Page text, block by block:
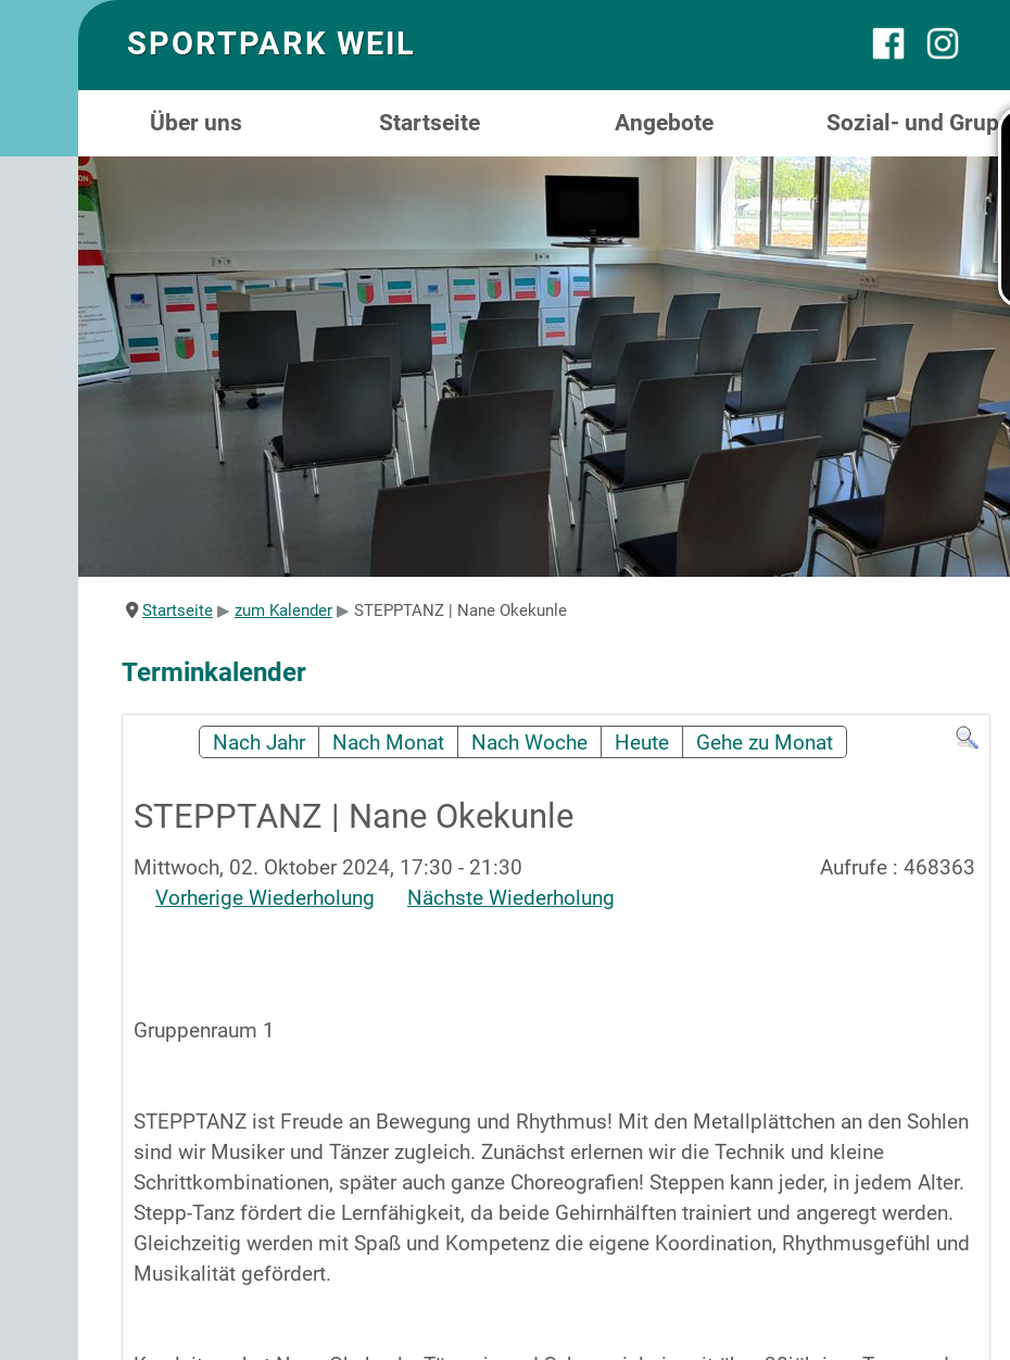
SPORTPARK WEIL
Über uns Startseite Angebote Sozial- und
Startseite zum Kalender STEPPTANZ | Nane Okekunle
Terminkalender
Nach Jahr Nach Monat Nach Woche Heute Gehe zu Monat
STEPPTANZ | Nane Okekunle
Mittwoch, 02. Oktober 2024, 17:30 - 21:30
Vorherige Wiederholung
Nächste Wiederholung
Aufrufe : 468363
Gruppenraum 1
STEPPTANZ ist Freude an Bewegung und Rhythmus! Mit den Metallplättchen an den Sohlen
sind wir Musiker und Tänzer zugleich. Zunächst erlernen wir die Technik und kleine
Schrittkombinationen, später auch ganze Choreografien! Steppen kann jeder, in jedem Alter.
Stepp-Tanz fördert die Lernfähigkeit, da beide Gehirnhälften trainiert und angeregt werden.
Gleichzeitig werden mit Spaß und Kompetenz die eigene Koordination, Rhythmusgefühl und
Musikalität gefördert.